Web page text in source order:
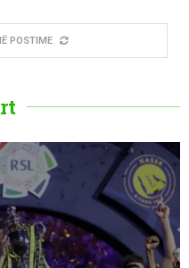
POSTIME